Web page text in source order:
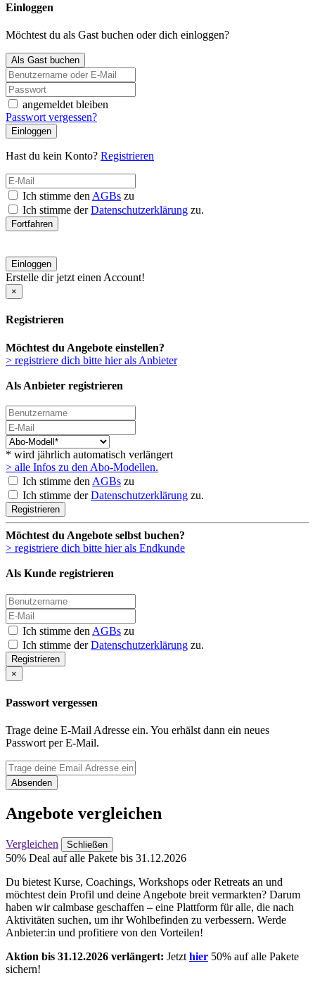
Einloggen
Möchtest du als Gast buchen oder dich einloggen?
Als Gast buchen
angemeldet bleiben
Passwort vergessen?
Einloggen
Hast du kein Konto? Registrieren
Ich stimme den AGBs zu
Ich stimme derDatenschutzerklärung zu.
Fortfahren
Einloggen
Erstelle dir jetzt einen Account!
×
Registrieren
Möchtest du Angebote einstellen?
> registriere dich bitte hier als Anbieter
Als Anbieter registrieren
* wird jährlich automatisch verlängert
> alle Infos zu den Abo-Modellen.
Ich stimme denAGBs zu
Ich stimme derDatenschutzerklärung zu.
Registrieren
Möchtest du Angebote selbst buchen?
> registriere dich bitte hier als Endkunde
Als Kunde registrieren
Ich stimme den AGBs zu
Ich stimme derDatenschutzerklärung zu.
Registrieren
×
Passwort vergessen
Trage deine E-Mail Adresse ein. You erhälst dann ein neues
Passwort per E-Mail.
Absenden
Angebote vergleichen
Vergleichen Schließen
50% Deal auf alle Pakete bis 31.12.2026
Du bietest Kurse, Coachings, Workshops oder Retreats an und
möchtest dein Profil und deine Angebote breit vermarkten? Darum
haben wir calmbase geschaffen – eine Plattform für alle, die nach
Aktivitäten suchen, um ihr Wohlbefinden zu verbessern. Werde
Anbieter:in und profitiere von den Vorteilen!
Aktion bis 31.12.2026 verlängert: Jetzt hier 50% auf alle Pakete
sichern!